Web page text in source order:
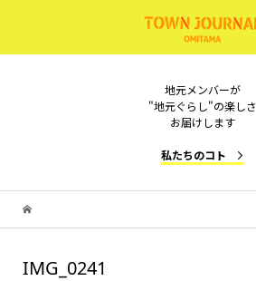
地元メンバーが
"地元ぐらし"の楽しさ
お届けします
私たちのコト
IMG_0241